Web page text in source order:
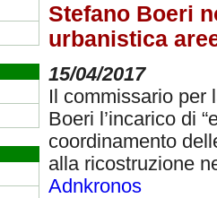
Stefano Boeri
urbanistica
15/04/2017
Il commissario per
Boeri l’incarico di
coordinamento
alla ricostruzione
Adnkronos